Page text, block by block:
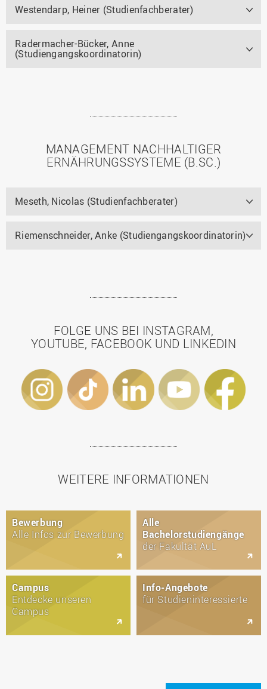
Westendarp, Heiner (Studienfachberater)
Radermacher-Bücker, Anne
(Studiengangskoordinatorin)
MANAGEMENT NACHHALTIGER
ERNÄHRUNGSSYSTEME (B.SC.)
Meseth, Nicolas (Studienfachberater)
Riemenschneider, Anke (Studiengangskoordinatorin)
FOLGE UNS BEI INSTAGRAM,
YOUTUBE, FACEBOOK UND LINKEDIN
WEITERE INFORMATIONEN
Bewerbung
Alle Infos zur Bewerbung
Alle
Bachelorstudiengänge
der Fakultät AuL
Campus
Entdecke unseren
Campus
Info-Angebote
für Studieninteressierte